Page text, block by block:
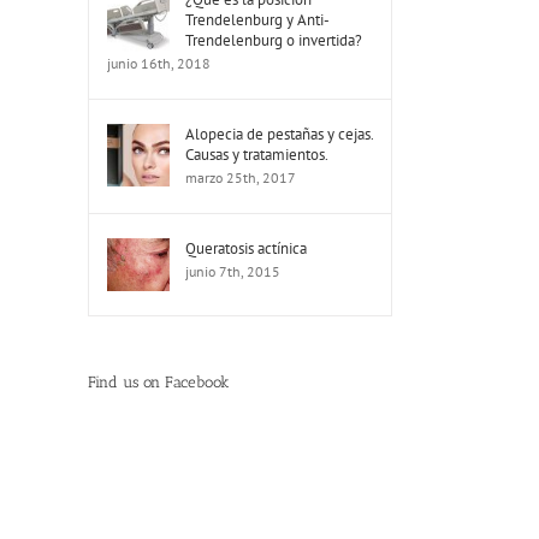
Trendelenburg y Anti-
Trendelenburg o invertida?
junio 16th, 2018
Alopecia de pestañas y cejas.
Causas y tratamientos.
marzo 25th, 2017
Queratosis actínica
junio 7th, 2015
Find us on Facebook